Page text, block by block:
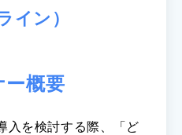
イン）
ー概要
を検討する際、「ど